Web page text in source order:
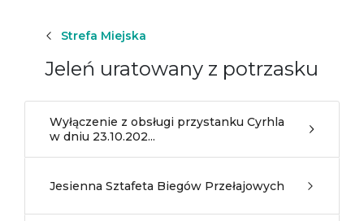
Strefa Miejska
Jeleń uratowany z potrzasku
Wyłączenie z obsługi przystanku Cyrhla
w dniu 23.10.202...
Jesienna Sztafeta Biegów Przełajowych